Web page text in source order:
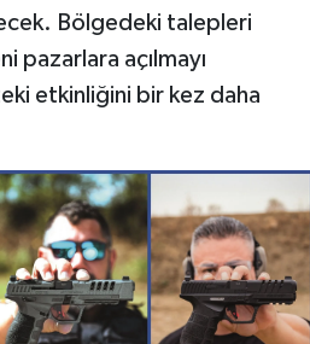
Bölgedeki talepleri
pazarlara açılmayı
etkinliğini bir kez daha